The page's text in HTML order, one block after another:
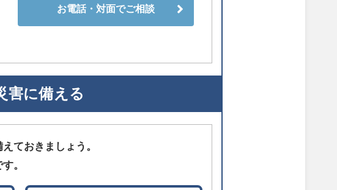
お電話・対面でご相談
害に備える
ておきましょう。
。